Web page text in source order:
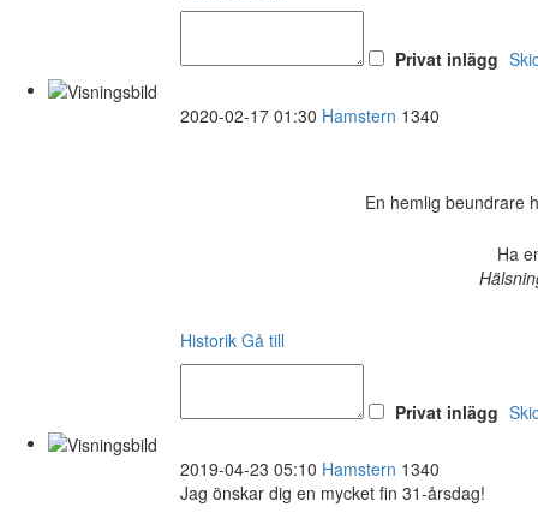
Privat inlägg
2020-02-17 01:30 Hamstern 1340
En hemlig beundrare
Ha
Historik Gå till
Privat inlägg
2019-04-23 05:10 Hamstern 1340
Jag önskar dig en mycket fin 31-årsdag!